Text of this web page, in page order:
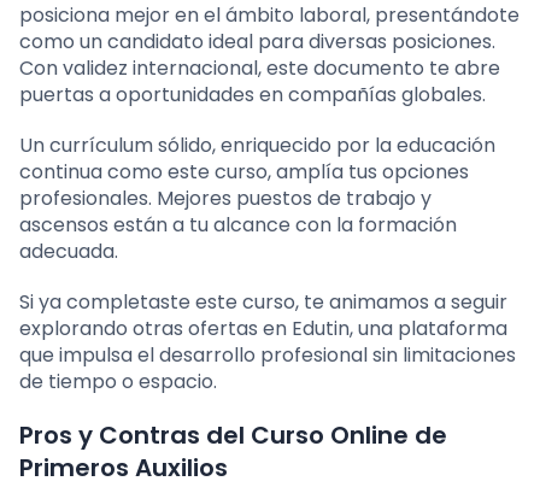
posiciona mejor en el ámbito laboral, presentándote
como un candidato ideal para diversas posiciones.
Con validez internacional, este documento te abre
puertas a oportunidades en compañías globales.
Un currículum sólido, enriquecido por la educación
continua como este curso, amplía tus opciones
profesionales. Mejores puestos de trabajo y
ascensos están a tu alcance con la formación
adecuada.
Si ya completaste este curso, te animamos a seguir
explorando otras ofertas en Edutin, una plataforma
que impulsa el desarrollo profesional sin limitaciones
de tiempo o espacio.
Pros y Contras del Curso Online de
Primeros Auxilios